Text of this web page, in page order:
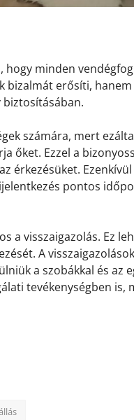
minden
bizalmát erősíti,
számára, mert
őket. Ezzel a
érkezésüket.
pontos
a visszaigazolás. Ez
A
a szobákkal és az
tevékenységben